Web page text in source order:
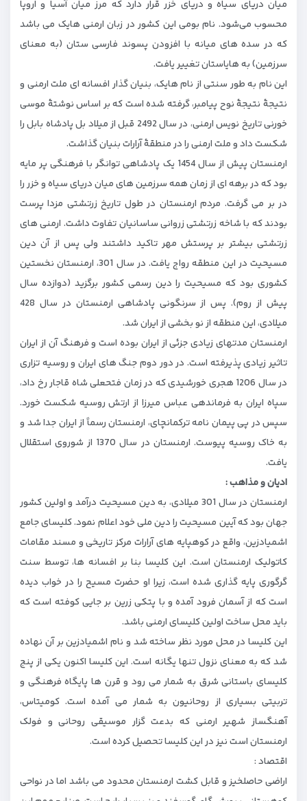
میان دریای سیاه و دریای خزر قرار دارد که مرز میان آسیا و اروپا
محسوب می‌شود. نام بومی این کشور در زبان ارمنی هایک می ‌باشد
که در سده‌ های میانه با افزودن پسوند فارسی ستان (به معنای
سرزمین) به هایاستان تغییر یافت.
این نام به طور سنتی از نام هایک، بنیان گذار افسانه ‌ای ملت ارمنی و
نتیجهٔ نتیجهٔ نوح پیامبر، گرفته شده‌ است که بر اساس نوشتهٔ موسی
خورنی تاریخ نویس ارمنی، در سال 2492 قبل از میلاد بل پادشاه بابل را
شکست داد و ملت ارمنی را در منطقهٔ آرارات بنیان گذاشت.
ارمنستان پیش از سال 1454 یک پادشاهی توانگر با فرهنگی پر مایه
بود که در برهه ‌ای از زمان همه سرزمین های میان دریای سیاه و خزر را
در بر می‌ گرفت. مردم ارمنستان در طول تاریخ زرتشتی مزدا پرست
بودند که با شاخه زرتشتی زروانی ساسانیان تفاوت داشت. ارمنی ‌های
زرتشتی بیشتر بر پرستش مهر تاکید داشتند ولی پس از آن دین
مسیحیت در این منطقه رواج یافت. در سال 301، ارمنستان نخستین
کشوری بود که مسیحیت را دین رسمی کشور برگزید (دوازده سال
پیش از روم). پس از سرنگونی پادشاهی ارمنستان در سال 428
میلادی، این منطقه از نو بخشی از ایران شد.
ارمنستان مدتهای زیادی جزئی از ایران بوده ‌است و فرهنگ آن از ایران
تاثیر زیادی پذیرفته‌ است. در دور دوم جنگ های ایران و روسیه تزاری
در سال 1206 هجری خورشیدی که در زمان فتحعلی شاه قاجار رخ داد،
سپاه ایران به فرماندهی عباس میرزا از ارتش روسیه شکست خورد.
سپس در پی پیمان نامه ترکمانچای، ارمنستان رسماً از ایران جدا شد و
به خاک روسیه پیوست. ارمنستان در سال 1370 از شوروی استقلال
یافت.
ادیان و مذاهب :
ارمنستان در سال 301 میلادی، به دین مسیحیت درآمد و اولین کشور
جهان بود که آیین مسیحیت را دین ملی خود اعلام نمود. کلیسای جامع
اشمیادزین، واقع در کوهپایه های آرارات مرکز تاریخی و مسند مقامات
کاتولیک ارمنستان است. این کلیسا بنا بر افسانه ها، توسط سنت
گرگوری پایه گذاری شده است، زیرا او حضرت مسیح را در خواب دیده
است که از آسمان فرود آمده و با پتکی زرین بر جایی کوفته است که
باید محل ساخت اولین کلیسای ارمنی باشد.
این کلیسا در محل مورد نظر ساخته شد و نام اشمیادزین بر آن نهاده
شد که به معنای نزول تنها یگانه است. این کلیسا اکنون یکی از پنج
کلیسای باستانی شرق به شمار می رود و قرن ها پایگاه فرهنگی و
تربیتی بسیاری از روحانیون به شمار می آمده است. کومیتاس،
آهنگساز شهیر ارمنی که بدعت گزار موسیقی روحانی و فولک
ارمنستان است نیز در این کلیسا تحصیل کرده است.
اقتصاد :
اراضی حاصلخیز و قابل کشت ارمنستان محدود می باشد اما در نواحی